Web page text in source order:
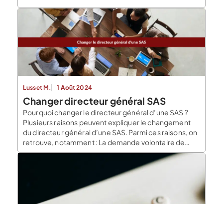
Lusset M. 1 Août 2024
Changer directeur général SAS
Pourquoi changer le directeur général d’une SAS ?
Plusieurs raisons peuvent expliquer le changement
du directeur général d’une SAS. Parmi ces raisons, on
retrouve, notamment : La demande volontaire de
démission du directeur général ; L’arrivée au terme du
mandat prévue par les statuts juridiques de la SAS ;
Atteindre la limite d’âge prévue par les statuts